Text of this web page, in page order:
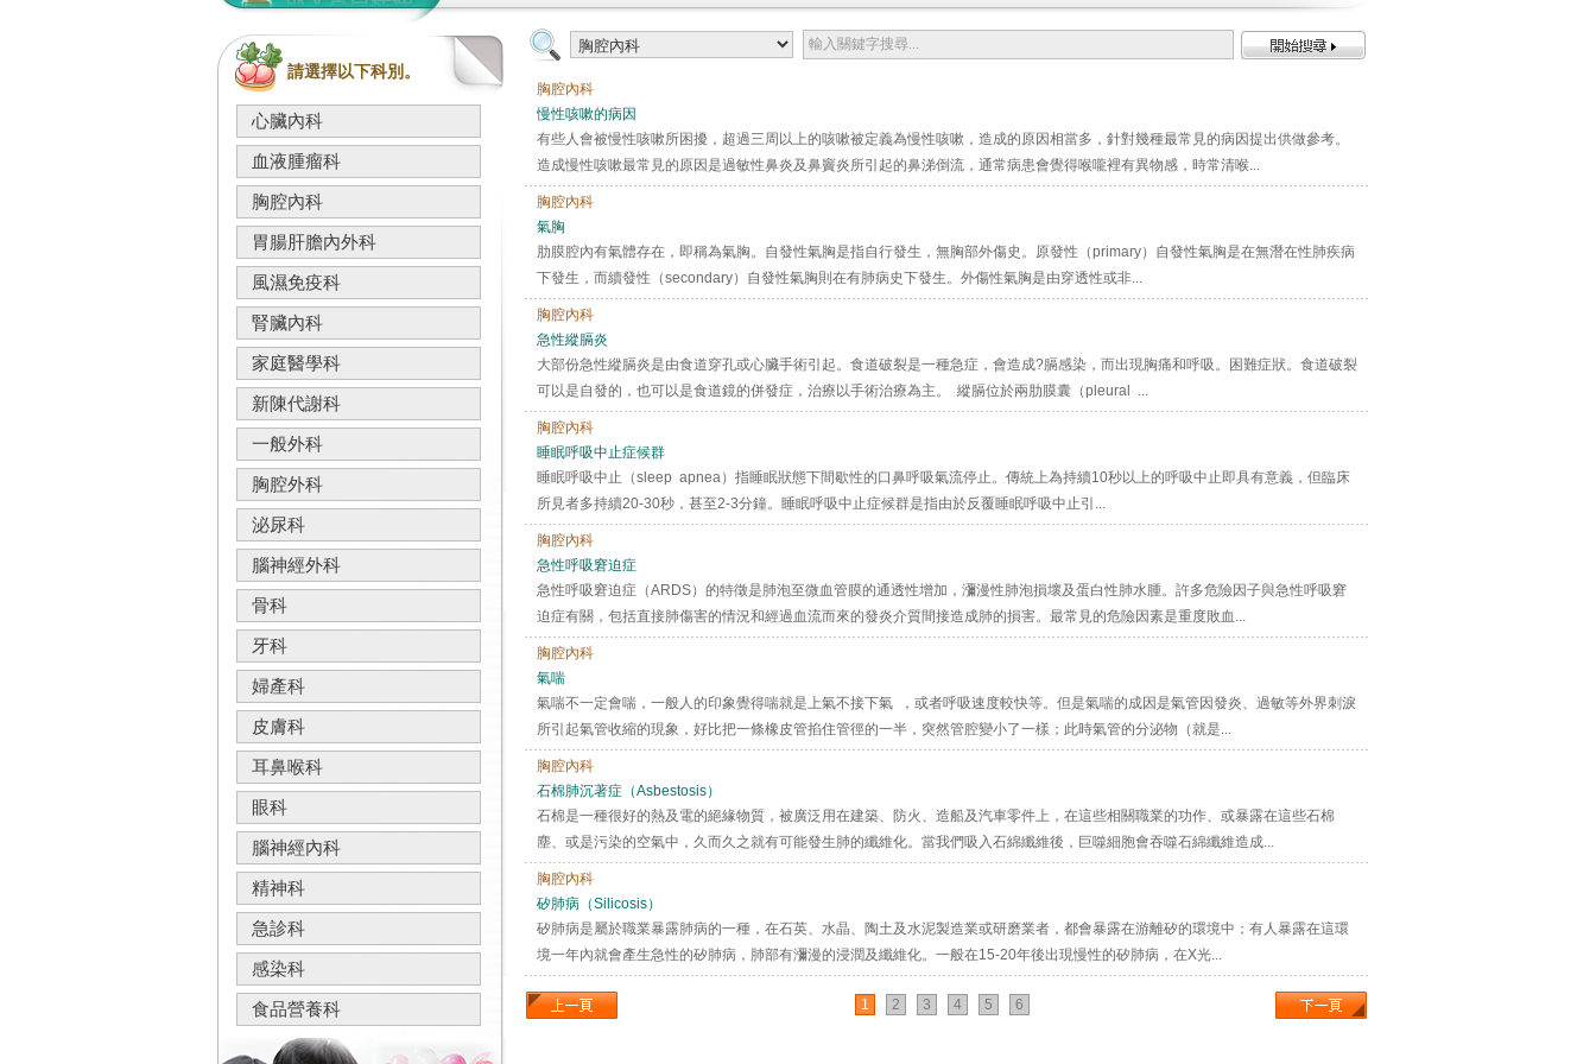
請選擇以下科別。
心臟內科
血液腫瘤科
胸腔內科
胃腸肝膽內外科
風濕免疫科
腎臟內科
家庭醫學科
新陳代謝科
一般外科
胸腔外科
泌尿科
腦神經外科
骨科
牙科
婦產科
皮膚科
耳鼻喉科
眼科
腦神經內科
精神科
急診科
感染科
食品營養科
胸腔內科
慢性咳嗽的病因
有些人會被慢性咳嗽所困擾，超過三周以上的咳嗽被定義為慢性咳嗽，造成的原因相當多，針對幾種最常見的病因提出供做參考。
造成慢性咳嗽最常見的原因是過敏性鼻炎及鼻竇炎所引起的鼻涕倒流，通常病患會覺得喉嚨裡有異物感，時常清喉...
胸腔內科
氣胸
肋膜腔內有氣體存在，即稱為氣胸。自發性氣胸是指自行發生，無胸部外傷史。原發性（primary）自發性氣胸是在無潛在性肺疾病
下發生，而續發性（secondary）自發性氣胸則在有肺病史下發生。外傷性氣胸是由穿透性或非...
胸腔內科
急性縱膈炎
大部份急性縱膈炎是由食道穿孔或心臟手術引起。食道破裂是一種急症，會造成?膈感染，而出現胸痛和呼吸。困難症狀。食道破裂
可以是自發的，也可以是食道鏡的併發症，治療以手術治療為主。 縱膈位於兩肋膜囊（pleural ...
胸腔內科
睡眠呼吸中止症候群
睡眠呼吸中止（sleep apnea）指睡眠狀態下間歇性的口鼻呼吸氣流停止。傳統上為持續10秒以上的呼吸中止即具有意義，但臨床
所見者多持續20-30秒，甚至2-3分鐘。睡眠呼吸中止症候群是指由於反覆睡眠呼吸中止引...
胸腔內科
急性呼吸窘迫症
急性呼吸窘迫症（ARDS）的特徵是肺泡至微血管膜的通透性增加，瀰漫性肺泡損壞及蛋白性肺水腫。許多危險因子與急性呼吸窘
迫症有關，包括直接肺傷害的情況和經過血流而來的發炎介質間接造成肺的損害。最常見的危險因素是重度敗血...
胸腔內科
氣喘
氣喘不一定會喘，一般人的印象覺得喘就是上氣不接下氣 ，或者呼吸速度較快等。但是氣喘的成因是氣管因發炎、過敏等外界刺淚
所引起氣管收縮的現象，好比把一條橡皮管掐住管徑的一半，突然管腔變小了一樣；此時氣管的分泌物（就是...
胸腔內科
石棉肺沉著症（Asbestosis）
石棉是一種很好的熱及電的絕緣物質，被廣泛用在建築、防火、造船及汽車零件上，在這些相關職業的功作、或暴露在這些石棉
塵、或是污染的空氣中，久而久之就有可能發生肺的纖維化。當我們吸入石綿纖維後，巨噬細胞會吞噬石綿纖維造成...
胸腔內科
矽肺病（Silicosis）
矽肺病是屬於職業暴露肺病的一種，在石英、水晶、陶土及水泥製造業或研磨業者，都會暴露在游離矽的環境中；有人暴露在這環
境一年內就會產生急性的矽肺病，肺部有瀰漫的浸潤及纖維化。一般在15-20年後出現慢性的矽肺病，在X光...
1 2 3 4 5 6